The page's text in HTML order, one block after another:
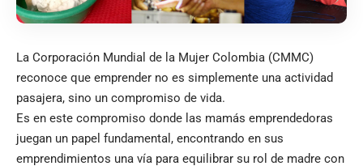
La Corporación Mundial de la Mujer Colombia (CMMC)
reconoce que emprender no es simplemente una actividad
pasajera, sino un compromiso de vida.
Es en este compromiso donde las mamás emprendedoras
juegan un papel fundamental, encontrando en sus
emprendimientos una vía para equilibrar su rol de madre con